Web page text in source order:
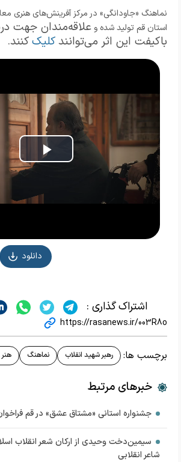
نماهنگ «جاودانگی» در مرکز آفرینش‌های هنری
استان قم تولید شده و علاقه‌مندان جهت
باکیفت این اثر می‌توانندکلیککنند.
Play
دانلود
اشتراک گذاری :
https://rasanews.ir/003R8o
برچسب ها: رهبر شهید انقلاب نماهنگ هنر
خبرهای مرتبط
جشنواره استانی «مشتاق عشق» در قم
سیمین‌دخت وحیدی از ارکان شعر انقلاب
شاعر انقلابی